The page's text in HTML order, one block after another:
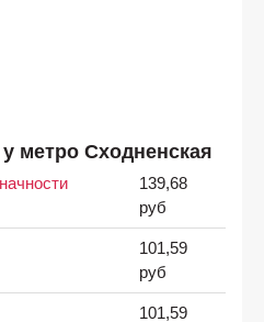
метро Сходненская
139,68
руб
101,59
руб
101,59